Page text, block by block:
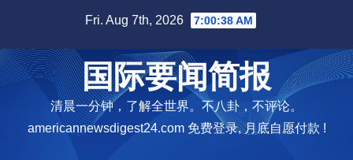
content
Fri. Aug 7th, 2026 7:00:39 AM
国际要闻简报
清晨一分钟，了解全世界。不八卦，不评论。
americannewsdigest24.com 免费登录, 月底自愿付款 !